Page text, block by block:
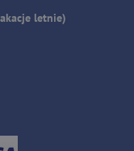
letnie)